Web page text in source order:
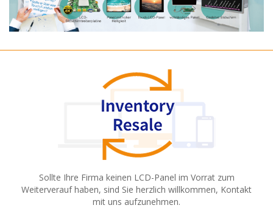
Sollte Ihre Firma keinen LCD-Panel im Vorrat zum
Weiterverauf haben, sind Sie herzlich willkommen, Kontakt
mit uns aufzunehmen.